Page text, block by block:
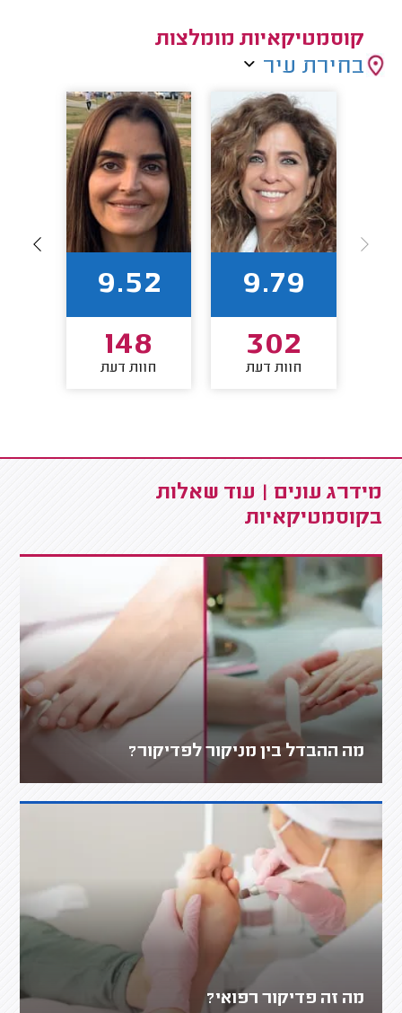
קוסמטיקאיות מומלצות
בחירת עיר
9.79
302
חוות דעת
9.52
148
חוות דעת
מידרג עונים | עוד שאלות
בקוסמטיקאיות
מה ההבדל בין מניקור לפדיקור?
מה זה פדיקור רפואי?